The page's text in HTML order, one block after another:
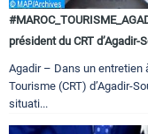
président du CRT d’Agadir-
Agadir – Dans un entretien
Tourisme (CRT) d’Agadir-
situati...